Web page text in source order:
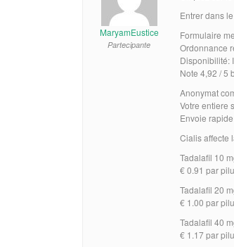
MaryamEustice
Partecipante
Entrer dans
Formulaire
Ordonnance
Disponibilité:
Note 4,92 / 5
Anonymat
Votre entiere
Envoie
Cialis affecte
Tadalafil 10
€ 0.91 par
Tadalafil 20
€ 1.00 par
Tadalafil 40
€ 1.17 par